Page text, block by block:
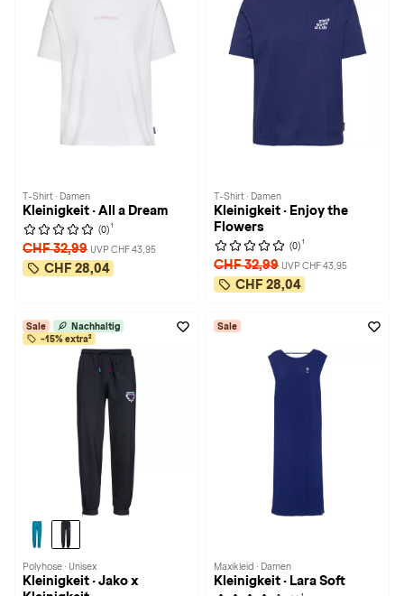
T-Shirt · Damen
Kleinigkeit · All a Dream
(0) 1
CHF 32,99 UVP CHF 43,95
CHF 28,04
T-Shirt · Damen
Kleinigkeit · Enjoy the
Flowers
(0) 1
CHF 32,99 UVP CHF 43,95
CHF 28,04
Sale
Nachhaltig
-15% extra²
Polyhose · Unisex
Kleinigkeit · Jako x
Sale
Maxikleid · Damen
Kleinigkeit · Lara Soft